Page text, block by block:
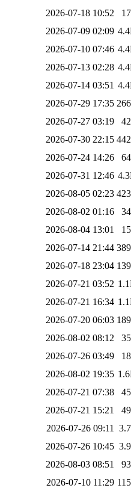
2026-07-18 10:52
2026-07-09 02:09
2026-07-10 07:46
2026-07-13 02:28
2026-07-14 03:51
2026-07-29 17:35
2026-07-27 03:19
2026-07-30 22:15
2026-07-24 14:26
2026-07-31 12:46
2026-08-05 02:23
2026-08-02 01:16
2026-08-04 13:01
2026-07-14 21:44
2026-07-18 23:04
2026-07-21 03:52
2026-07-21 16:34
2026-07-20 06:03
2026-08-02 08:12
2026-07-26 03:49
2026-08-02 19:35
2026-07-21 07:38
2026-07-21 15:21
2026-07-26 09:11
2026-07-26 10:45
2026-08-03 08:51
2026-07-10 11:29